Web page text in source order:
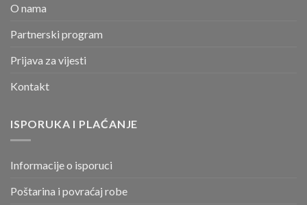
O nama
Partnerski program
Prijava za vijesti
Kontakt
ISPORUKA I PLAĆANJE
Informacije o isporuci
Poštarina i povraćaj robe